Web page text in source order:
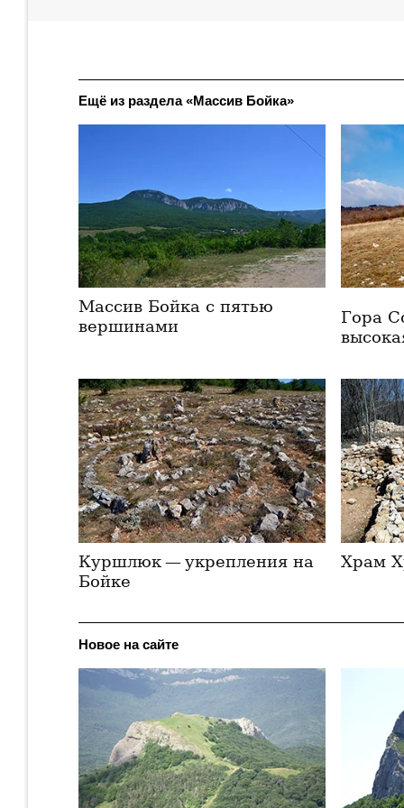
Ещё из раздела «Массив Бойка»
Массив Бойка с пятью
вершинами
Гора
Куршлюк — укрепления на
Бойке
Храм
Новое на сайте